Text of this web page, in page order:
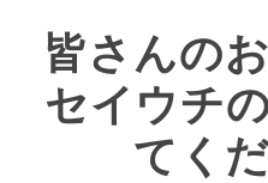
皆さんの
セイウチ
てく